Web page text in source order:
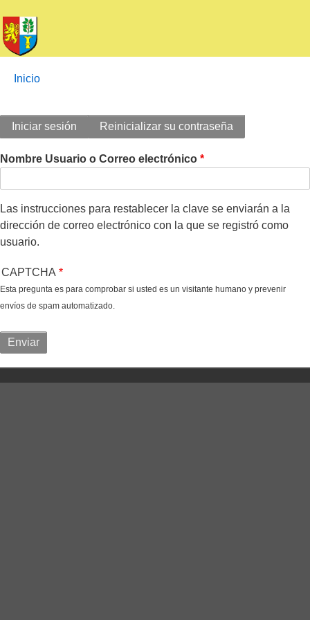
Enlaces
a
la
navegación
You
here:
Inicio
Solapas
principales
Iniciar sesión Reinicializar su contraseña
Nombre Usuario o Correo electrónico
Las instrucciones para restablecer la clave se enviarán a la
dirección de correo electrónico con la que se registró como
usuario.
CAPTCHA
Esta pregunta es para comprobar si usted es un visitante humano y prevenir
envíos de spam automatizado.